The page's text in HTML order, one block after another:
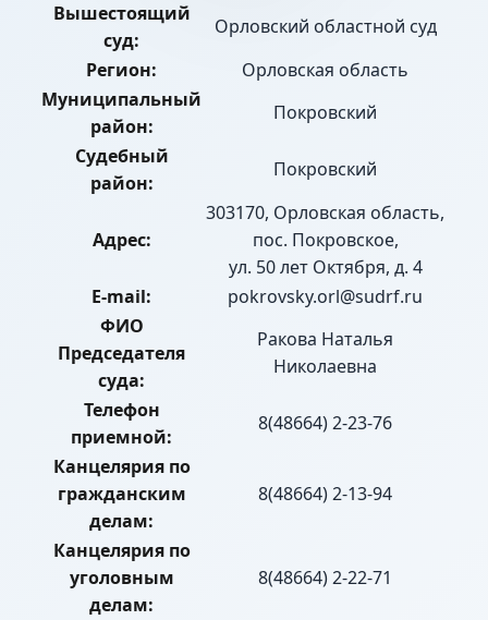
Вышестоящий
суд:
Орловский областной суд
Регион:
Орловская область
Муниципальный
район:
Покровский
Судебный
район:
Покровский
Адрес:
303170, Орловская область,
пос. Покровское,
ул. 50 лет Октября, д. 4
E-mail:
pokrovsky.orl@sudrf.ru
ФИО
Председателя
суда:
Ракова Наталья
Николаевна
Телефон
приемной:
8(48664) 2-23-76
Канцелярия по
гражданским
делам:
8(48664) 2-13-94
Канцелярия по
уголовным
делам:
8(48664) 2-22-71